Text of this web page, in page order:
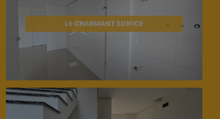
Lè CHARMANT EDIFICE